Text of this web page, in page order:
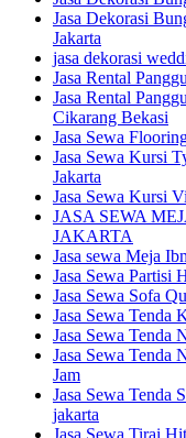
Jasa Dekorasi
Jakarta
jasa dekorasi
Jasa Rental
Jasa Rental
Cikarang Bekasi
Jasa Sewa
Jasa Sewa Kursi
Jakarta
Jasa Sewa Kursi
JASA SEWA
JAKARTA
Jasa sewa Meja
Jasa Sewa Partisi
Jasa Sewa Sofa
Jasa Sewa Tenda
Jasa Sewa Tenda
Jasa Sewa Tenda
Jam
Jasa Sewa Tenda
jakarta